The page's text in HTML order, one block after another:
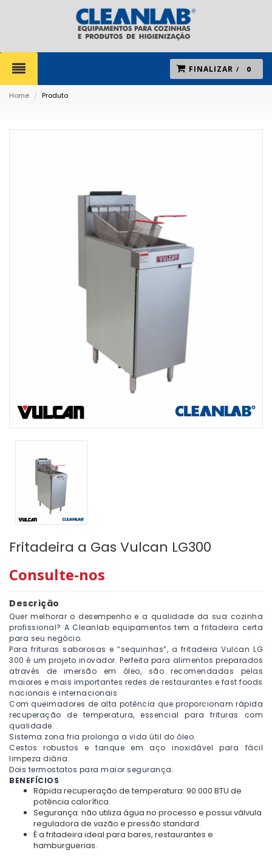
FINALIZAR 0
Home / Produto
Fritadeira a Gas Vulcan LG300
Consulte-nos
Descrição
Quer melhorar o desempenho e a qualidade da sua cozinha
profissional? A Cleanlab equipamentos tem a fritadeira certa
para seu negócio.
Para frituras saborosas e “sequinhas”, a fritadeira Vulcan LG
300 é um projeto inovador. Perfeita para alimentos preparados
através de imersão em óleo, são recomendadas pelas
maiores e mais importantes redes de restaurantes e fast foods
nacionais e internacionais.
Com queimadores de alta potência que proporcionam rápida
recuperação de temperatura, essencial para frituras com
qualidade.
Sistema zona fria prolonga a vida útil do óleo.
Cestos robustos e tanque em aço inoxidável para fácil
limpeza diária.
Dois termostatos para maior segurança.
BENEFÍCIOS
Rápida recuperação de temperatura: 90.000 BTU de
potência calorífica.
Segurança: não utiliza água no processo e possui válvula
reguladora de vazão e pressão standard.
É a fritadeira ideal para bares, restaurantes e
hamburguerias.